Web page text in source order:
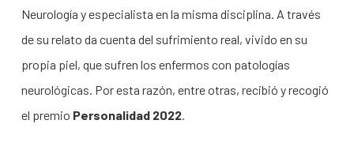
Neurología y especialista en la misma disciplina. A través
de su relato da cuenta del sufrimiento real, vivido en su
propia piel, que sufren los enfermos con patologías
neurológicas. Por esta razón, entre otras, recibió y recogió
el premio Personalidad 2022.